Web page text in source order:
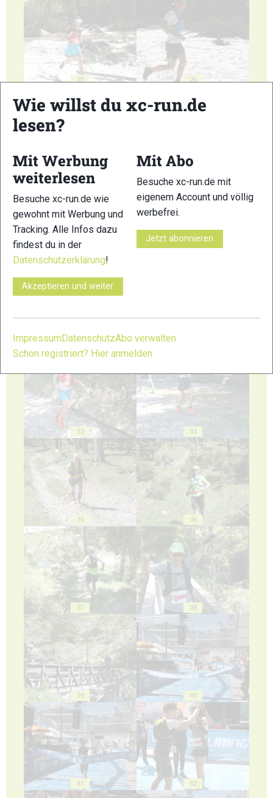
25 26
27 28
29
31
33 34
35 36
37 38
39 40
41 42
Wie willst du xc-run.de
lesen?
Mit Werbung
weiterlesen
Besuche xc-run.de wie
gewohnt mit Werbung und
Tracking. Alle Infos dazu
findest du in der
Datenschutzerklärung!
Akzeptieren und weiter
Mit Abo
Besuche xc-run.de mit
eigenem Account und völlig
werbefrei.
Jetzt abonnieren
Impressum DatenschutzAbo verwalten
Schon registriert? Hier anmelden